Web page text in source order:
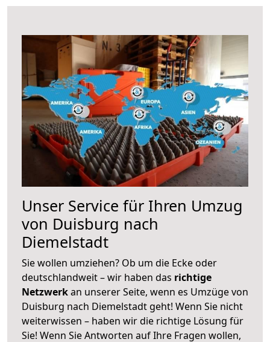
Unser Service für Ihren Umzug
von Duisburg nach
Diemelstadt
Sie wollen umziehen? Ob um die Ecke oder
deutschlandweit – wir haben das richtige
Netzwerkan unserer Seite, wenn es Umzüge von
Duisburg nach Diemelstadt geht! Wenn Sie nicht
weiterwissen – haben wir die richtige Lösung für
Sie! Wenn Sie Antworten auf Ihre Fragen wollen,